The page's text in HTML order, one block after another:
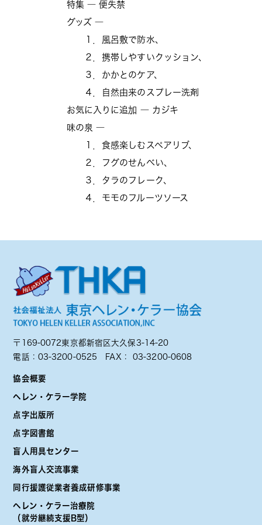
特集 ― 便失禁
グッズ ―
１．風呂敷で防水、
２．携帯しやすいクッション、
３．かかとのケア、
４．自然由来のスプレー洗剤
お気に入りに追加 ― カジキ
味の泉 ―
１．食感楽しむスペアリブ、
２．フグのせんべい、
３．タラのフレーク、
４．モモのフルーツソース
〒169-0072東京都新宿区大久保3-14-20
電話： 03-3200-0525 FAX： 03-3200-0608
協会概要
ヘレン・ケラー学院
点字出版所
点字図書館
盲人用具センター
海外盲人交流事業
同行援護従業者養成研修事業
ヘレン・ケラー治療院
（就労継続支援B型）